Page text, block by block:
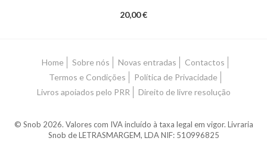
20,00 €
Home Sobre nós Novas entradas
Contactos
Termos e Condições
Política de Privacidade
Livros apoiados pelo PRR
Direito de livre resolução
© Snob 2026. Valores com IVA incluído à taxa legal em vigor. Livraria
Snob de LETRASMARGEM, LDA NIF: 510996825